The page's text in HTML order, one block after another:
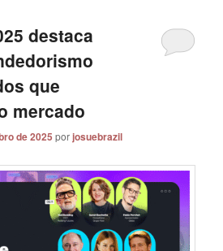
destaca
que
mercado
de 2025 porjosuebrazil